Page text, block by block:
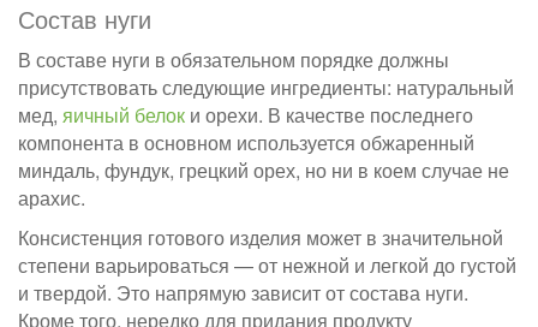
Состав нуги
В составе нуги в обязательном порядке должны
присутствовать следующие ингредиенты: натуральный
мед, яичный белок и орехи. В качестве последнего
компонента в основном используется обжаренный
миндаль, фундук, грецкий орех, но ни в коем случае не
арахис.
Консистенция готового изделия может в значительной
степени варьироваться — от нежной и легкой до густой
и твердой. Это напрямую зависит от состава нуги.
Кроме того, нередко для придания продукту